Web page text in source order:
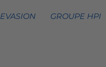
GROUPE HPI